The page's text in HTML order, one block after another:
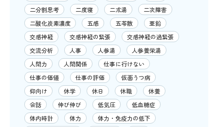
二分割思考 二度寝 二朮湯
二次障害
二酸化炭素濃度
五感 五苓散
亜鉛
交感神経
交感神経の緊張
交感神経の過緊張
交流分析
人事 人参湯
人参養栄湯
人間力
人間関係
仕事に行けない
仕事の価値
仕事の評価
仮面うつ病
仰向け
休学 休日 休職
休養
会話
伸び伸び 低気圧
低血糖症
体内時計
体力
体力・免疫力の低下